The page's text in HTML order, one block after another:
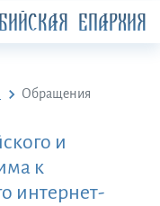
БИЙСКАЯ ЕПАРХИЯ
Обращения
и
к
интернет-